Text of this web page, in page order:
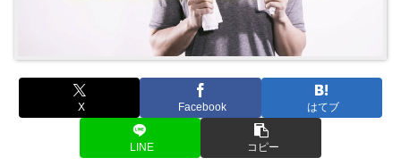
X Facebook はてブ
LINE コピー